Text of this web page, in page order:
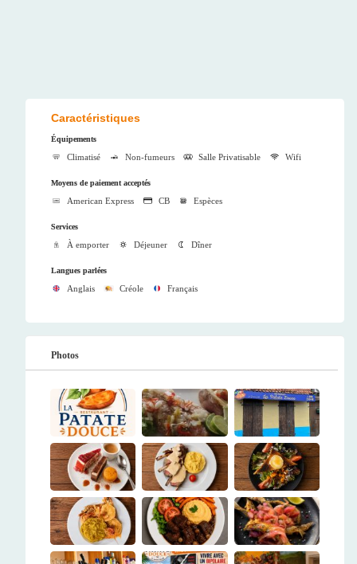
Caractéristiques
Équipements
Climatisé Non-fumeurs Salle Privatisable Wifi
Moyens de paiement acceptés
American Express CB Espèces
Services
À emporter Déjeuner Dîner
Langues parlées
Anglais Créole Français
Photos